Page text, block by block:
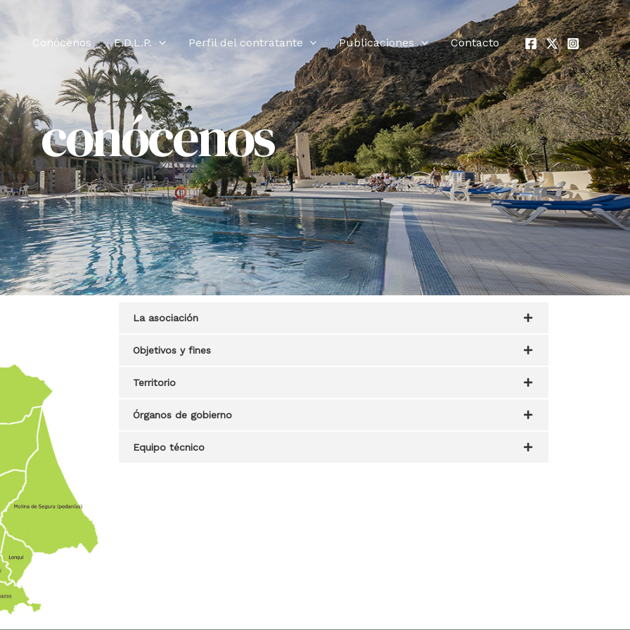
Conócenos E.D.L.P. Perfil del contratante Publicaciones Contacto
conócenos
La asociación
Objetivos y fines
Territorio
Órganos de gobierno
Equipo técnico